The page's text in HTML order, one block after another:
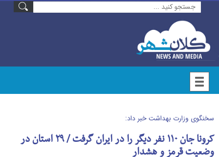
سخنگوی وزارت بهداشت خبر داد:
کرونا جان ۱۱۰ نفر دیگر را در ایران گرفت / ۲۹ استان در
وضعیت قرمز و هشدار